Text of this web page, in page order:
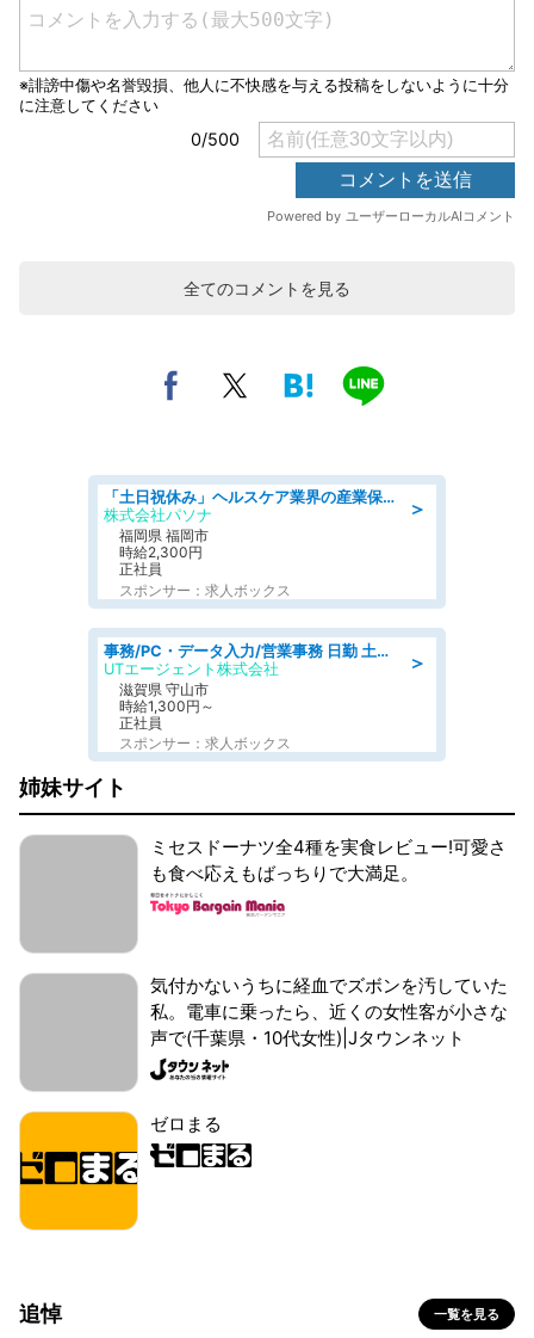
全てのコメントを見る
＞
「土日祝休み」ヘルスケア業界の産業保健師/高時給/未経験OK/要資格:保健師、正看護師
株式会社パソナ
福岡県 福岡市
時給2,300円
正社員
スポンサー：求人ボックス
＞
事務/PC・データ入力/営業事務 日勤 土日休み 船舶用のエンジンを扱う会社 総合事務
UTエージェント株式会社
滋賀県 守山市
時給1,300円～
正社員
スポンサー：求人ボックス
姉妹サイト
ミセスドーナツ全4種を実食レビュー!可愛さ
も食べ応えもばっちりで大満足。
気付かないうちに経血でズボンを汚していた
私。電車に乗ったら、近くの女性客が小さな
声で(千葉県・10代女性)|Jタウンネット
ゼロまる
追悼 一覧を見る